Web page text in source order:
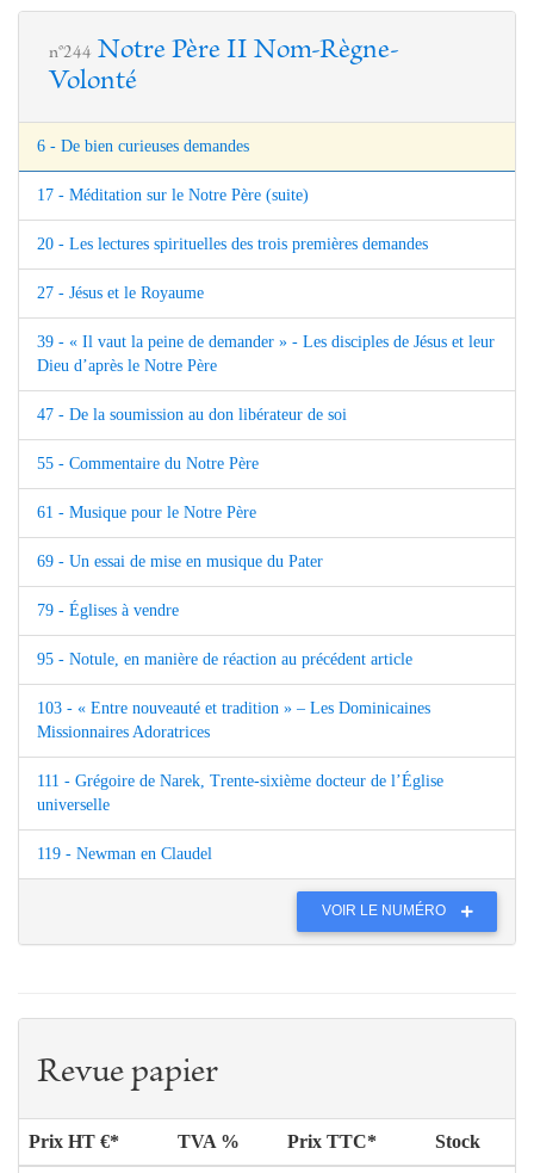
n°244 Notre Père II Nom-Règne-
Volonté
6 - De bien curieuses demandes
17 - Méditation sur le Notre Père (suite)
20 - Les lectures spirituelles des trois premières demandes
27 - Jésus et le Royaume
39 - « Il vaut la peine de demander » - Les disciples de Jésus et leur
Dieu d’après le Notre Père
47 - De la soumission au don libérateur de soi
55 - Commentaire du Notre Père
61 - Musique pour le Notre Père
69 - Un essai de mise en musique du Pater
79 - Églises à vendre
95 - Notule, en manière de réaction au précédent article
103 - « Entre nouveauté et tradition » – Les Dominicaines
Missionnaires Adoratrices
111 - Grégoire de Narek, Trente-sixième docteur de l’Église
universelle
119 - Newman en Claudel
VOIR LE NUMÉRO
Revue papier
Prix HT €* TVA % Prix TTC* Stock